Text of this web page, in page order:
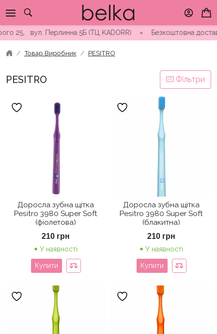
to
content
вул. Перлинна 5Б (ТЦ KADORR) ∘ Безкоштовна доставка
Товар Виробник PESITRO
PESITRO Фільтри
Доросла зубна щітка
Pesitro 3980 Super Soft
(фіолетова)
210 грн
У наявності
Купити
Доросла зубна щітка
Pesitro 3980 Super Soft
(блакитна)
210 грн
У наявності
Купити